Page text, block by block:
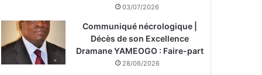
03/07/2026
Communiqué nécrologique |
Décès de son Excellence
Dramane YAMEOGO : Faire-part
28/06/2026